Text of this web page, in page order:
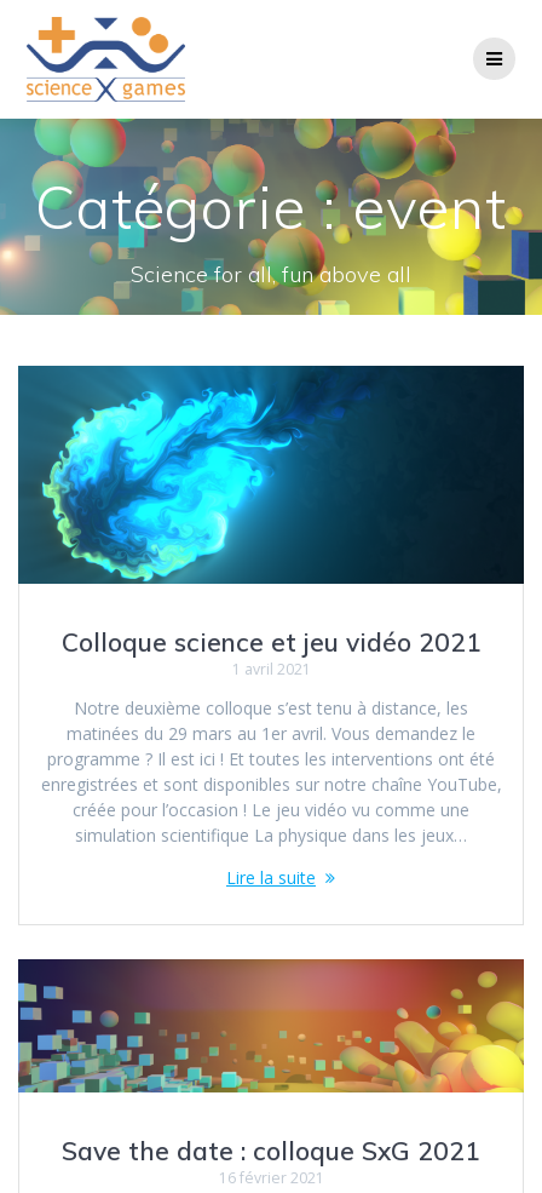
Catégorie :event
Science for all, fun above all
Colloque science et jeu vidéo 2021
1 avril 2021
Notre deuxième colloque s’est tenu à distance, les
matinées du 29 mars au 1er avril. Vous demandez le
programme ? Il est ici ! Et toutes les interventions ont été
enregistrées et sont disponibles sur notre chaîne YouTube,
créée pour l’occasion ! Le jeu vidéo vu comme une
simulation scientifique La physique dans les jeux…
Lire la suite
Save the date : colloque SxG 2021
16 février 2021